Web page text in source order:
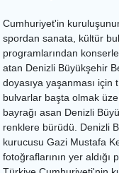
Cumhuriyet'in
spordan sanata, kültür
programlarından
atan Denizli Büyükşehir
doyasıya yaşanması için
bulvarlar başta olmak
bayrağı asan Denizli
renklere bürüdü. Denizli
kurucusu Gazi Mustafa
fotoğraflarının yer aldığı